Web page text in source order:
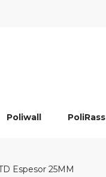
Poliwall PoliRass
Espesor 25MM